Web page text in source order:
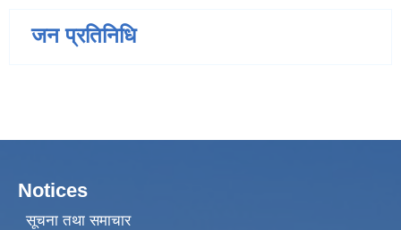
जन प्रतिनिधि
Notices
सूचना तथा समाचार